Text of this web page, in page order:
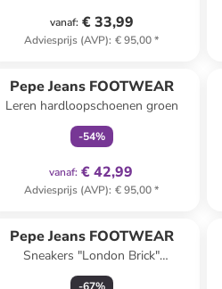
vanaf: € 33,99
Adviesprijs (AVP): € 95,00*
Pepe Jeans FOOTWEAR
Leren hardloopschoenen groen
-54%
vanaf: € 42,99
Adviesprijs (AVP): € 95,00*
Pepe Jeans FOOTWEAR
Sneakers "London Brick"
grijs/blauw